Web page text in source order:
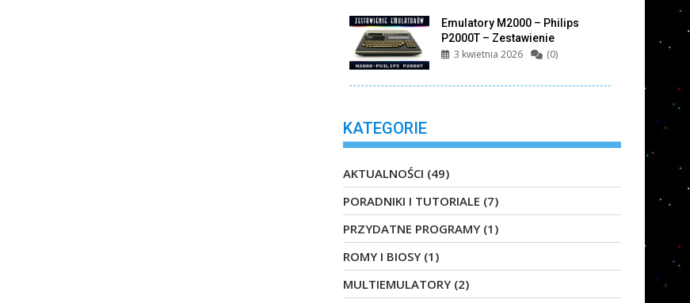
Emulatory M2000 – Philips
P2000T – Zestawienie
3 kwietnia 2026 (0)
KATEGORIE
AKTUALNOŚCI (49)
PORADNIKI I TUTORIALE (7)
PRZYDATNE PROGRAMY (1)
ROMY I BIOSY (1)
MULTIEMULATORY (2)